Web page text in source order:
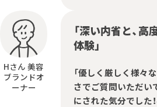
Hさん 美容
ブランドオ
ーナー
「深い内省と、
体験」
「優しく厳しく様々
さでご質問いただい
にされた気分でした！